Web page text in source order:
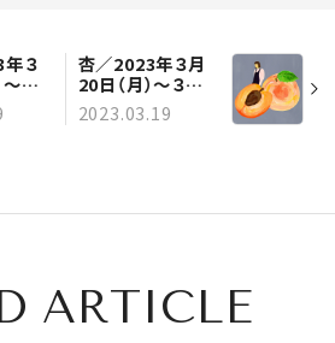
３
～３
杏／2023年３月
20日（月）～３月
26日（日）の運勢
2023.03.19
ARTICLE